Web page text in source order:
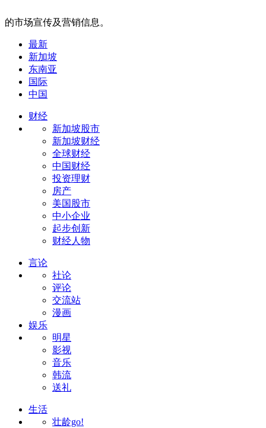
的市场宣传及营销信息。
最新
新加坡
东南亚
国际
中国
财经
新加坡股市
新加坡财经
全球财经
中国财经
投资理财
房产
美国股市
中小企业
起步创新
财经人物
言论
社论
评论
交流站
漫画
娱乐
明星
影视
音乐
韩流
送礼
生活
壮龄go!